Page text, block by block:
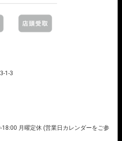
1-3
月曜定休 (営業日カレンダーをご参